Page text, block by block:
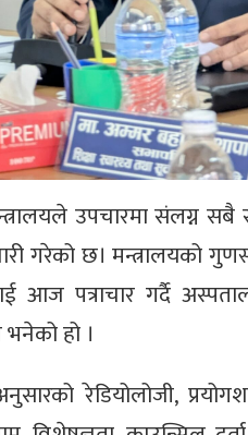
उपचारमा संलग्न
गरेको छ। मन्त्रालयको
आज पत्राचार गर्दै
हो ।
रेडियोलोजी,